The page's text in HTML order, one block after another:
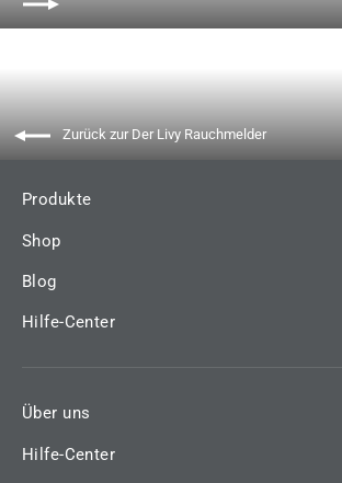
Zurück zur Der Livy Rauchmelder
Produkte
Shop
Blog
Hilfe-Center
Über uns
Hilfe-Center